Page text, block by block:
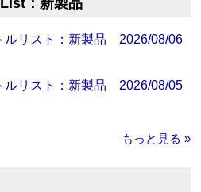
：新製品
ルリスト：新製品 2026/08/06
ルリスト：新製品 2026/08/05
もっと見る »